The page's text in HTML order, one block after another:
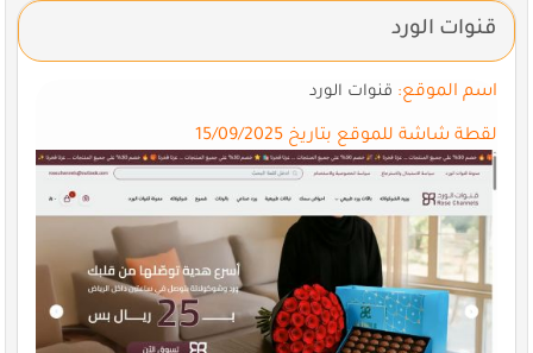
قنوات الورد
اسم الموقع:قنوات الورد
لقطة شاشة للموقع بتاريخ 15/09/2025